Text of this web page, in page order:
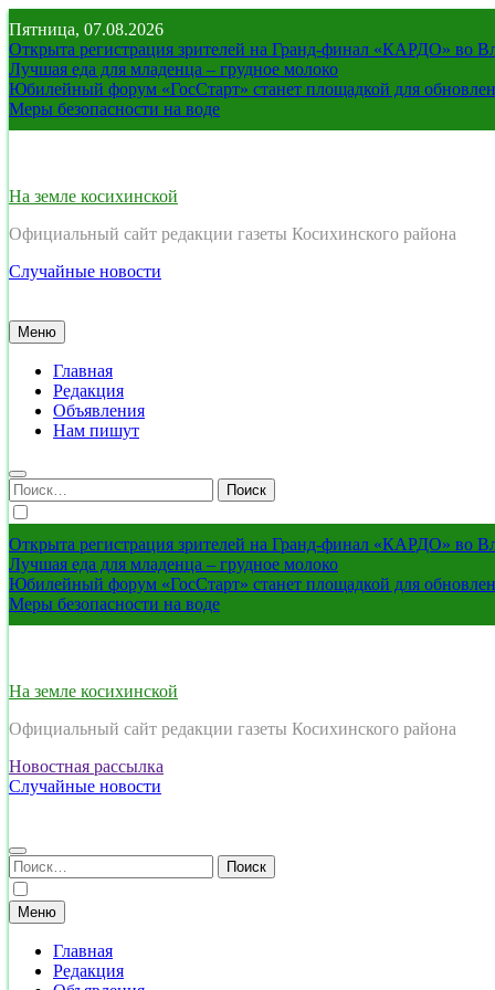
Перейти
к
содержимому
Пятница, 07.08.2026
Открыта регистрация зрителей на Гранд-финал «КАРДО» во
Лучшая еда для младенца – грудное молоко
Юбилейный форум «ГосСтарт» станет площадкой для
Меры безопасности на воде
На земле косихинской
Официальный сайт редакции газеты Косихинского района
Случайные новости
Меню
Главная
Редакция
Объявления
Нам пишут
Найти:
Открыта регистрация зрителей на Гранд-финал «КАРДО» во
Лучшая еда для младенца – грудное молоко
Юбилейный форум «ГосСтарт» станет площадкой для
Меры безопасности на воде
На земле косихинской
Официальный сайт редакции газеты Косихинского района
Новостная рассылка
Случайные новости
Найти:
Меню
Главная
Редакция